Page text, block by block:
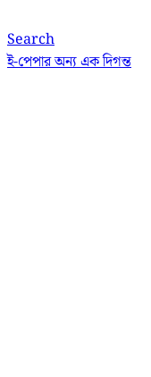
Search
ই-পেপারঅন্য এক দিগন্ত